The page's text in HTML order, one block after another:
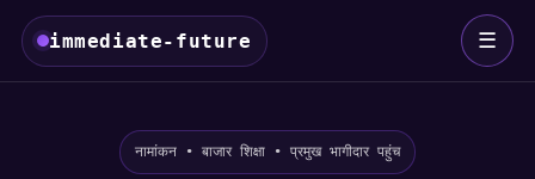
immediate-future ☰
नामांकन • बाजार शिक्षा • प्रमुख भागीदार पहुंच